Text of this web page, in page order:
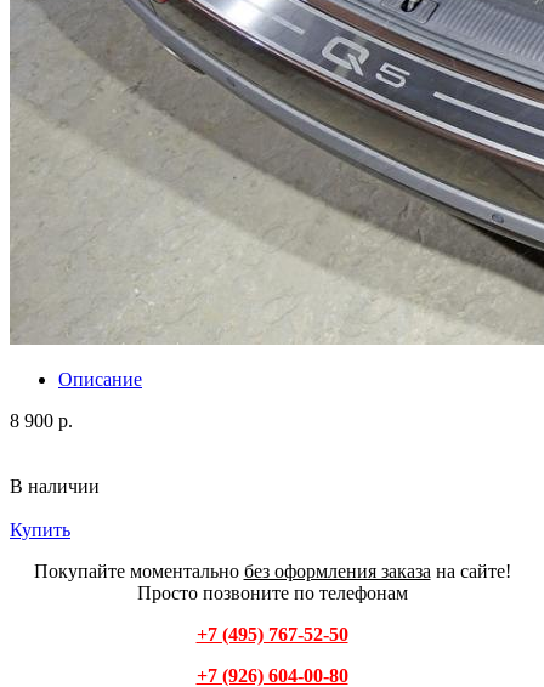
Описание
8 900 р.
В наличии
Купить
Покупайте моментально без оформления заказа на сайте!
Просто позвоните по телефонам
+7 (495) 767-52-50
+7 (926) 604-00-80